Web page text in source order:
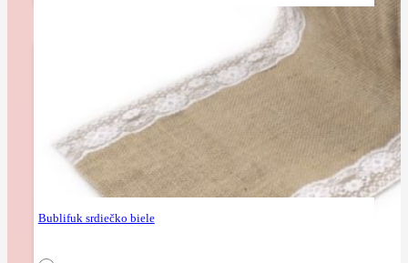
Bublifuk srdiečko biele